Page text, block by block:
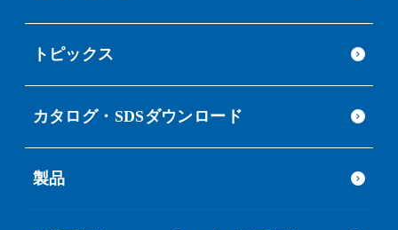
トピックス
カタログ・SDSダウンロード
製品